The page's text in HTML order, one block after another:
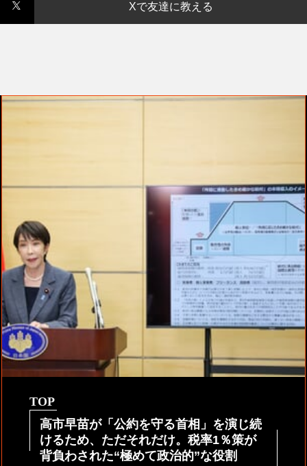
Xで友達に教える
TOP
高市早苗が「公約を守る首相」を演じ続
けるため、ただそれだけ。税率1％策が
背負わされた“極めて政治的”な役割